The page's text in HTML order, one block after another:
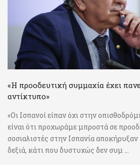
«Η προοδευτική συμμαχία έχει
αντίκτυπο»
«Οι Ισπανοί είπαν όχι στην
είναι ότι προχωράμε μπροστά σε
σοσιαλιστές στην Ισπανία
δεξιά, κάτι που δυστυχώς δεν συμ ...